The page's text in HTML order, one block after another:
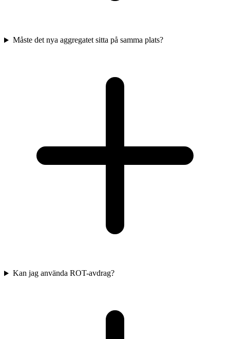
Måste det nya aggregatet sitta på samma plats?
Kan jag använda ROT-avdrag?